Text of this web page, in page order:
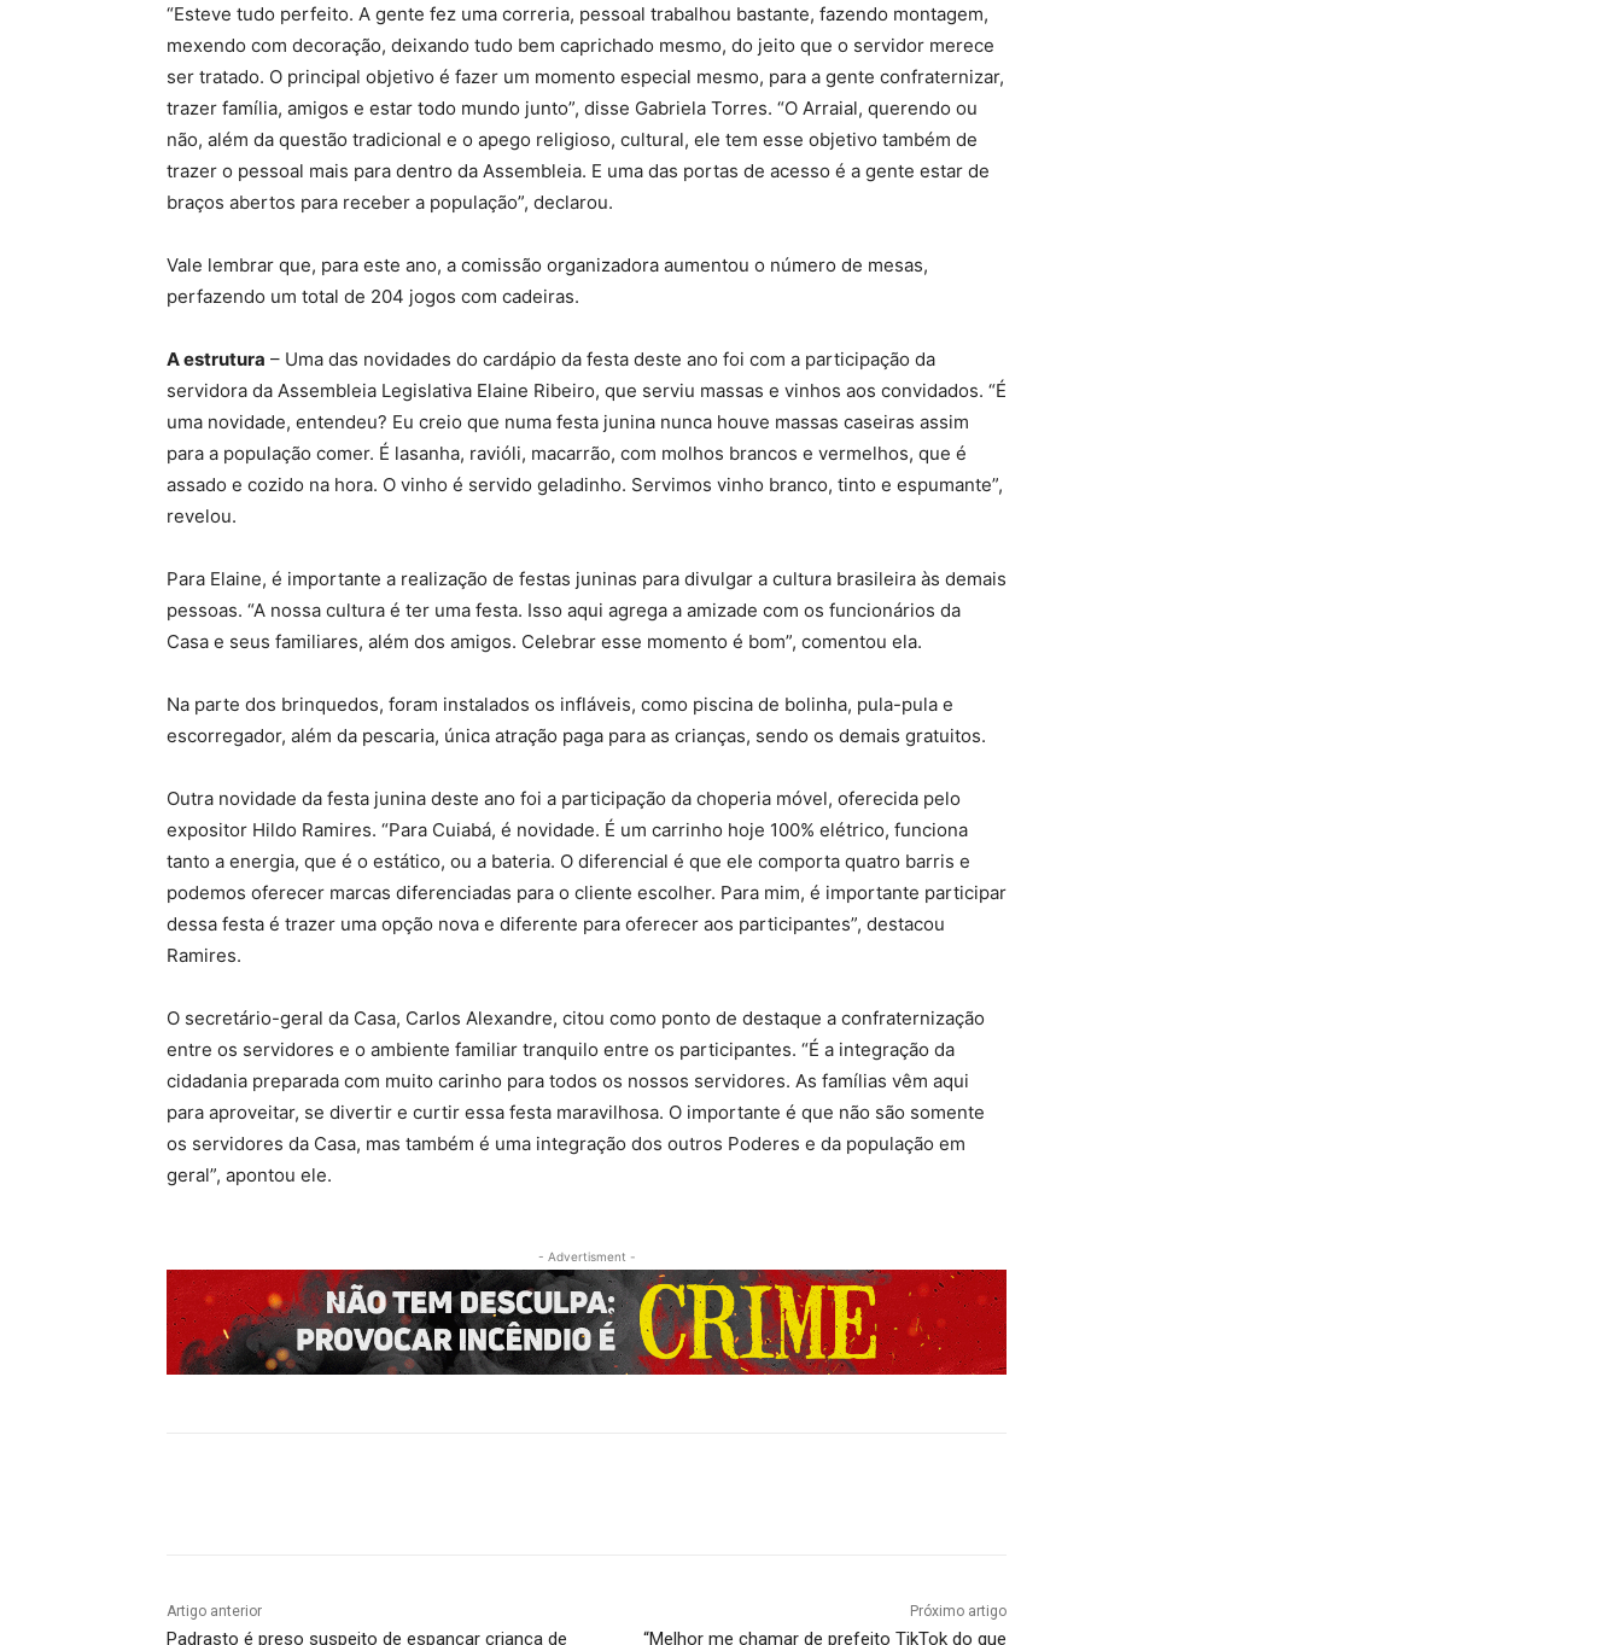
“Esteve tudo perfeito. A gente fez uma correria, pessoal trabalhou bastante, fazendo montagem,
mexendo com decoração, deixando tudo bem caprichado mesmo, do jeito que o servidor merece
ser tratado. O principal objetivo é fazer um momento especial mesmo, para a gente confraternizar,
trazer família, amigos e estar todo mundo junto”, disse Gabriela Torres. “O Arraial, querendo ou
não, além da questão tradicional e o apego religioso, cultural, ele tem esse objetivo também de
trazer o pessoal mais para dentro da Assembleia. E uma das portas de acesso é a gente estar de
braços abertos para receber a população”, declarou.
Vale lembrar que, para este ano, a comissão organizadora aumentou o número de mesas,
perfazendo um total de 204 jogos com cadeiras.
A estrutura – Uma das novidades do cardápio da festa deste ano foi com a participação da
servidora da Assembleia Legislativa Elaine Ribeiro, que serviu massas e vinhos aos convidados. “É
uma novidade, entendeu? Eu creio que numa festa junina nunca houve massas caseiras assim
para a população comer. É lasanha, ravióli, macarrão, com molhos brancos e vermelhos, que é
assado e cozido na hora. O vinho é servido geladinho. Servimos vinho branco, tinto e espumante”,
revelou.
Para Elaine, é importante a realização de festas juninas para divulgar a cultura brasileira às demais
pessoas. “A nossa cultura é ter uma festa. Isso aqui agrega a amizade com os funcionários da
Casa e seus familiares, além dos amigos. Celebrar esse momento é bom”, comentou ela.
Na parte dos brinquedos, foram instalados os infláveis, como piscina de bolinha, pula-pula e
escorregador, além da pescaria, única atração paga para as crianças, sendo os demais gratuitos.
Outra novidade da festa junina deste ano foi a participação da choperia móvel, oferecida pelo
expositor Hildo Ramires. “Para Cuiabá, é novidade. É um carrinho hoje 100% elétrico, funciona
tanto a energia, que é o estático, ou a bateria. O diferencial é que ele comporta quatro barris e
podemos oferecer marcas diferenciadas para o cliente escolher. Para mim, é importante participar
dessa festa é trazer uma opção nova e diferente para oferecer aos participantes”, destacou
Ramires.
O secretário-geral da Casa, Carlos Alexandre, citou como ponto de destaque a confraternização
entre os servidores e o ambiente familiar tranquilo entre os participantes. “É a integração da
cidadania preparada com muito carinho para todos os nossos servidores. As famílias vêm aqui
para aproveitar, se divertir e curtir essa festa maravilhosa. O importante é que não são somente
os servidores da Casa, mas também é uma integração dos outros Poderes e da população em
geral”, apontou ele.
- Advertisment -
Artigo anterior
Padrasto é preso suspeito de espancar criança de
Próximo artigo
“Melhor me chamar de prefeito TikTok do que